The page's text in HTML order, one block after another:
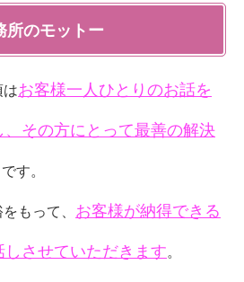
所のモットー
お客様一人ひとりのお話を
、その方にとって最善の解決
す。
もって、 お客様が納得できる
しさせていただきます。